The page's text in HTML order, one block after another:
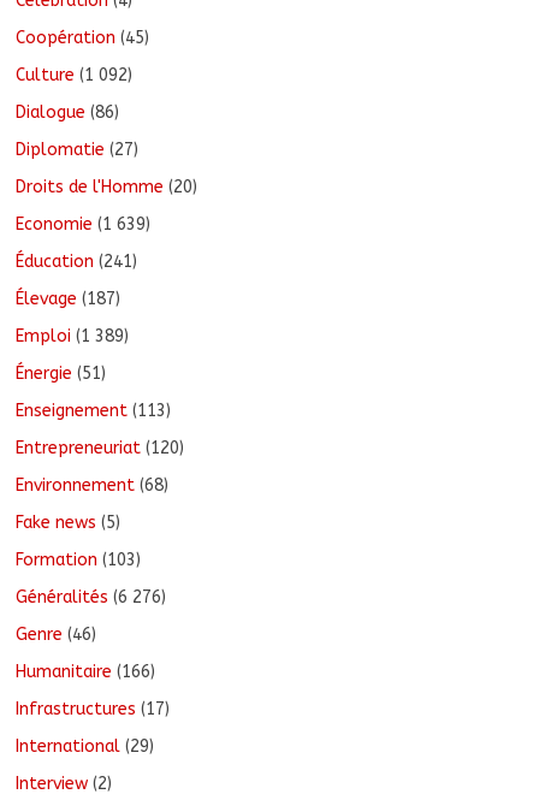
Coopération (45)
Culture (1 092)
Dialogue (86)
Diplomatie (27)
Droits de l'Homme (20)
Economie (1 639)
Éducation (241)
Élevage (187)
Emploi (1 389)
Énergie (51)
Enseignement (113)
Entrepreneuriat (120)
Environnement (68)
Fake news (5)
Formation (103)
Généralités (6 276)
Genre (46)
Humanitaire (166)
Infrastructures (17)
International (29)
Interview (2)